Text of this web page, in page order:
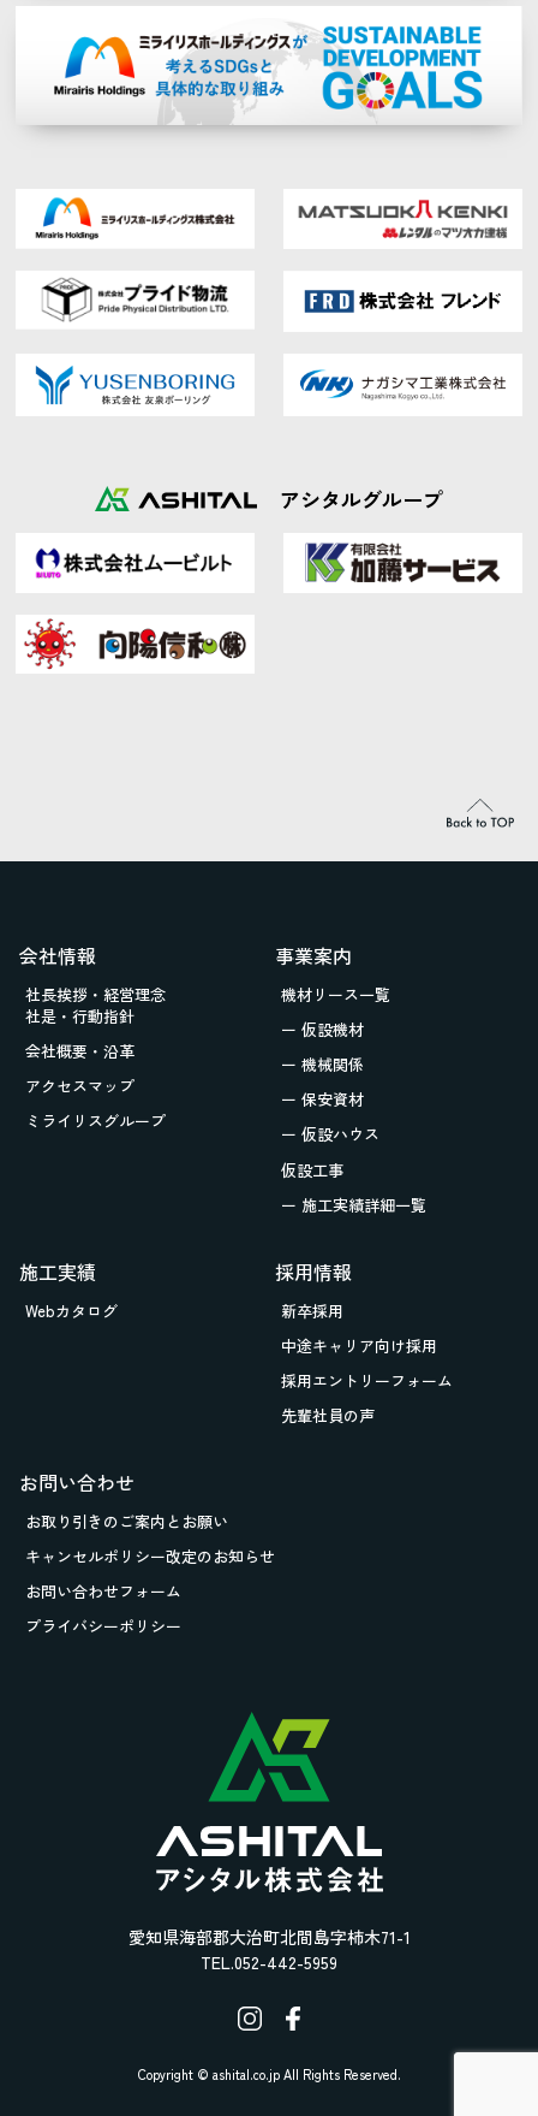
アシタルグループ
愛知県海部郡大治町北間島字柿木71-1
TEL.052-442-5959
会社情報
社長挨拶・経営理念
社是・行動指針
会社概要・沿革
アクセスマップ
ミライリスグループ
事業案内
機材リース一覧
ー 仮設機材
ー 機械関係
ー 保安資材
ー 仮設ハウス
仮設工事
ー 施工実績詳細一覧
施工実績
Webカタログ
採用情報
新卒採用
中途キャリア向け採用
採用エントリーフォーム
先輩社員の声
お問い合わせ
お取り引きのご案内とお願い
キャンセルポリシー改定のお知らせ
お問い合わせフォーム
プライバシーポリシー
Copyright © ashital.co.jp All Rights Reserved.